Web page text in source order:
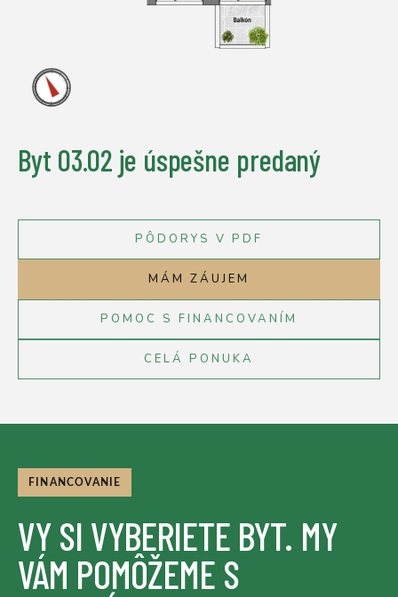
Byt 03.02 je úspešne predaný
PÔDORYS V PDF
MÁM ZÁUJEM
POMOC S FINANCOVANÍM
CELÁ PONUKA
FINANCOVANIE
VY SI VYBERIETE BYT. MY
VÁM POMÔŽEME S